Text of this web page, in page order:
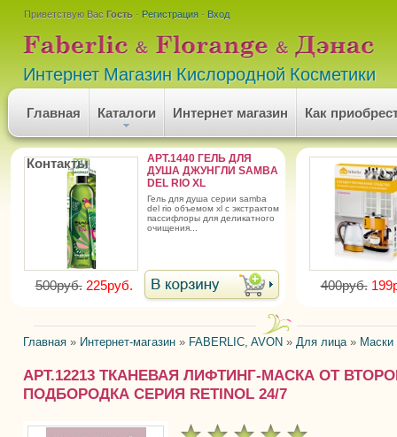
Приветствую Вас Гость · Регистрация · Вход
Интернет Магазин Кислородной Косметики
Главная Каталоги Интернет магазин Как
Контакты
АРТ.1440 ГЕЛЬ ДЛЯ
ДУША ДЖУНГЛИ SAMBA
DEL RIO XL
гель для душа серии samba
del rio объемом xl с экстрактом
пассифлоры для деликатного
очищения...
500руб. 225руб. 400руб.
Главная » Интернет-магазин » FABERLIC, AVON » Для лица » Маски
АРТ.12213 ТКАНЕВАЯ ЛИФТИНГ-МАСКА ОТ
ПОДБОРОДКА СЕРИЯ RETINOL 24/7